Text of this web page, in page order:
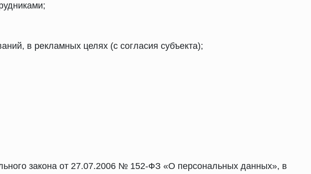
в рекламных целях (с согласия субъекта);
закона от 27.07.2006 № 152-ФЗ «О персональных данных», в